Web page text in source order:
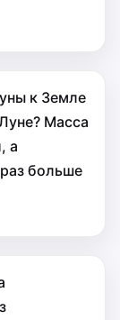
к Земле
Масса
а
больше